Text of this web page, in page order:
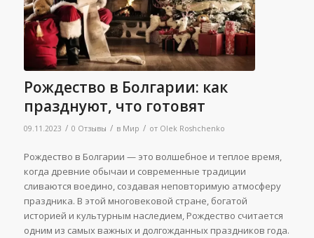
Рождество в Болгарии: как
празднуют, что готовят
09.11.2023 / 0 Отзывы / в Мир / от Olek Roshchenko
Рождество в Болгарии — это волшебное и теплое время,
когда древние обычаи и современные традиции
сливаются воедино, создавая неповторимую атмосферу
праздника. В этой многовековой стране, богатой
историей и культурным наследием, Рождество считается
одним из самых важных и долгожданных праздников года.